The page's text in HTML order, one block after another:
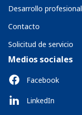
Desarrollo profesional
Contacto
Solicitud de servicio
Medios sociales
Facebook
LinkedIn